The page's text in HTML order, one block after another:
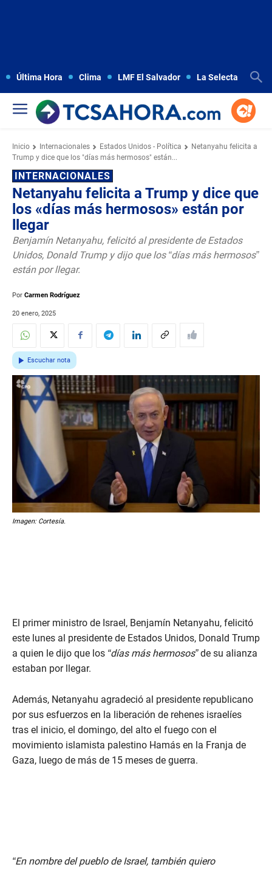
Última Hora Clima LMF El Salvador La Selecta
Inicio Internacionales Estados Unidos - Política
Netanyahu felicita a
Trump y dice que los "días más hermosos" están...
INTERNACIONALES
Netanyahu felicita a Trump y dice que
los «días más hermosos» están por
llegar
Benjamín Netanyahu, felicitó al presidente de Estados
Unidos, Donald Trump y dijo que los “días más hermosos”
están por llegar.
Por Carmen Rodríguez
20 enero, 2025
Escuchar nota
Imagen: Cortesía.
El primer ministro de Israel, Benjamín Netanyahu, felicitó
este lunes al presidente de Estados Unidos, Donald Trump
a quien le dijo que los “días más hermosos”de su alianza
estaban por llegar.
Además, Netanyahu agradeció al presidente republicano
por sus esfuerzos en la liberación de rehenes israelíes
tras el inicio, el domingo, del alto el fuego con el
movimiento islamista palestino Hamás en la Franja de
Gaza, luego de más de 15 meses de guerra.
“En nombre del pueblo de Israel, también quiero